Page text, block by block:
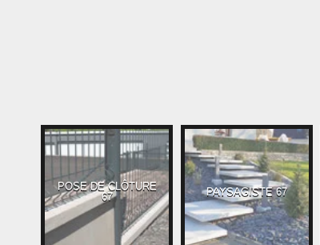
POSE DE CLÔTURE
67
PAYSAGISTE 67